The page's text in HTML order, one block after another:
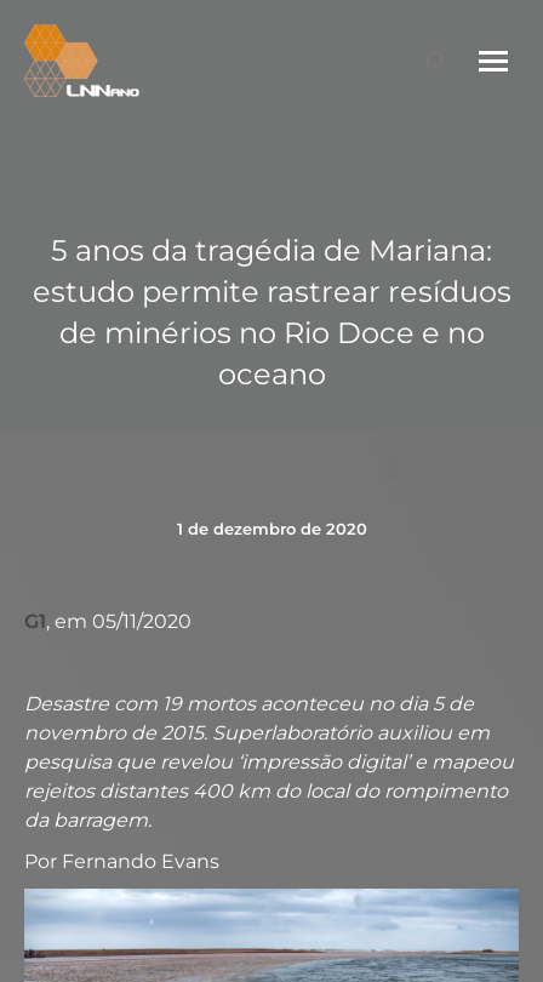
Search:
5 anos da tragédia de Mariana:
estudo permite rastrear resíduos
de minérios no Rio Doce e no
oceano
1 de dezembro de 2020
G1, em 05/11/2020
Desastre com 19 mortos aconteceu no dia 5 de
novembro de 2015. Superlaboratório auxiliou em
pesquisa que revelou ‘impressão digital’ e mapeou
rejeitos distantes 400 km do local do rompimento
da barragem.
Por Fernando Evans